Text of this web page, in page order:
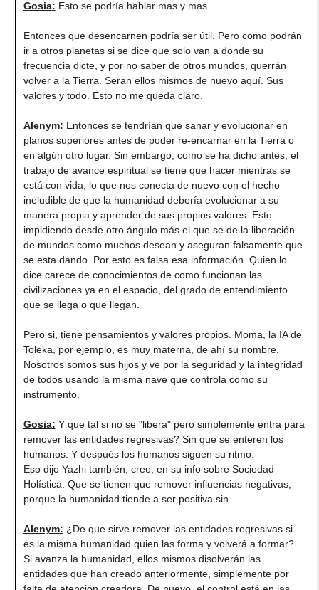
Gosia: Esto se podría hablar mas y mas.
Entonces que desencarnen podría ser útil. Pero como podrán
ir a otros planetas si se dice que solo van a donde su
frecuencia dicte, y por no saber de otros mundos, querrán
volver a la Tierra. Seran ellos mismos de nuevo aquí. Sus
valores y todo. Esto no me queda claro.
Alenym: Entonces se tendrían que sanar y evolucionar en
planos superiores antes de poder re-encarnar en la Tierra o
en algún otro lugar. Sin embargo, como se ha dicho antes, el
trabajo de avance espiritual se tiene que hacer mientras se
está con vida, lo que nos conecta de nuevo con el hecho
ineludible de que la humanidad debería evolucionar a su
manera propia y aprender de sus propios valores. Esto
impidiendo desde otro ángulo más el que se de la liberación
de mundos como muchos desean y aseguran falsamente que
se esta dando. Por esto es falsa esa información. Quien lo
dice carece de conocimientos de como funcionan las
civilizaciones ya en el espacio, del grado de entendimiento
que se llega o que llegan.
Pero si, tiene pensamientos y valores propios. Moma, la IA de
Toleka, por ejemplo, es muy materna, de ahí su nombre.
Nosotros somos sus hijos y ve por la seguridad y la integridad
de todos usando la misma nave que controla como su
instrumento.
Gosia: Y que tal si no se "libera" pero simplemente entra para
remover las entidades regresivas? Sin que se enteren los
humanos. Y después los humanos siguen su ritmo.
Eso dijo Yazhi también, creo, en su info sobre Sociedad
Holística. Que se tienen que remover influencias negativas,
porque la humanidad tiende a ser positiva sin.
Alenym: ¿De que sirve remover las entidades regresivas si
es la misma humanidad quien las forma y volverá a formar?
Si avanza la humanidad, ellos mismos disolverán las
entidades que han creado anteriormente, simplemente por